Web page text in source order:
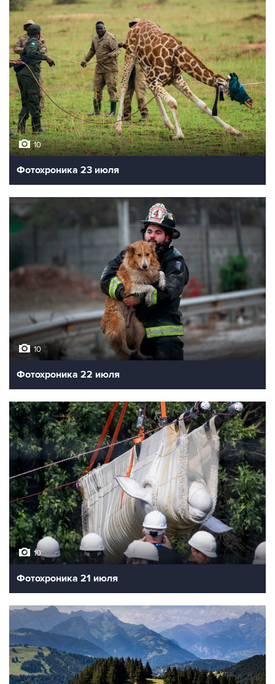
10
Фотохроника 23 июля
10
Фотохроника 22 июля
10
Фотохроника 21 июля